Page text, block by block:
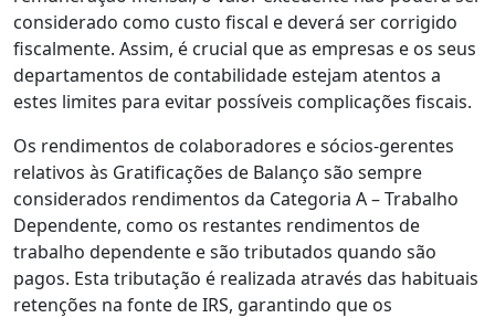
considerado como custo fiscal e deverá ser corrigido
fiscalmente. Assim, é crucial que as empresas e os seus
departamentos de contabilidade estejam atentos a
estes limites para evitar possíveis complicações fiscais.
Os rendimentos de colaboradores e sócios-gerentes
relativos às Gratificações de Balanço são sempre
considerados rendimentos da Categoria A – Trabalho
Dependente, como os restantes rendimentos de
trabalho dependente e são tributados quando são
pagos. Esta tributação é realizada através das habituais
retenções na fonte de IRS, garantindo que os